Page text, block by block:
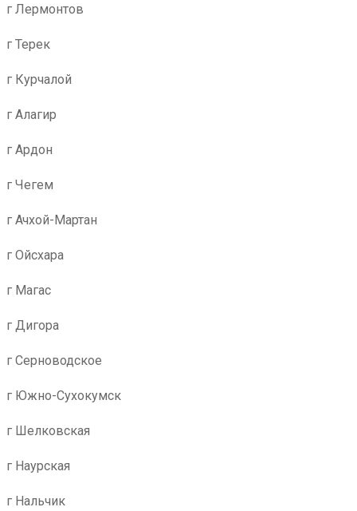
г Лермонтов
г Терек
г Курчалой
г Алагир
г Ардон
г Чегем
г Ачхой-Мартан
г Ойсхара
г Магас
г Дигора
г Серноводское
г Южно-Сухокумск
г Шелковская
г Наурская
г Нальчик